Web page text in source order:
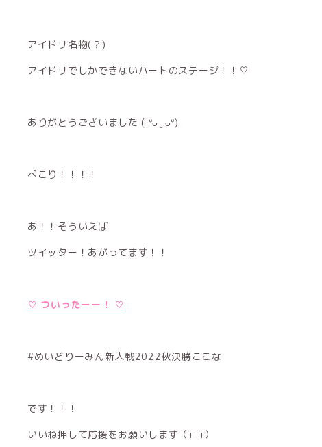
アイドリ名物(？)
アイドリでしかできないハートのステージ！！♡
ありがとうございました ( ᐡᴗ ̫ ᴗᐡ)
ぺこり！！！！
あ！！そういえば
ツイッター！あがってます！！
♡ ついったーー！ ♡
#めいどりーみん新人戦2022秋決勝ここな
です！！！
いいね押して応援をお願いします（т-т）